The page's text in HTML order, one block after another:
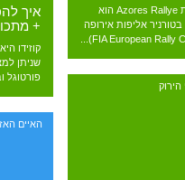
מירוץ המכוניות Azores Rallye הוא
אליפות אירופה
איך
+
קוזידו
שניתן
פורטוגל
האיים